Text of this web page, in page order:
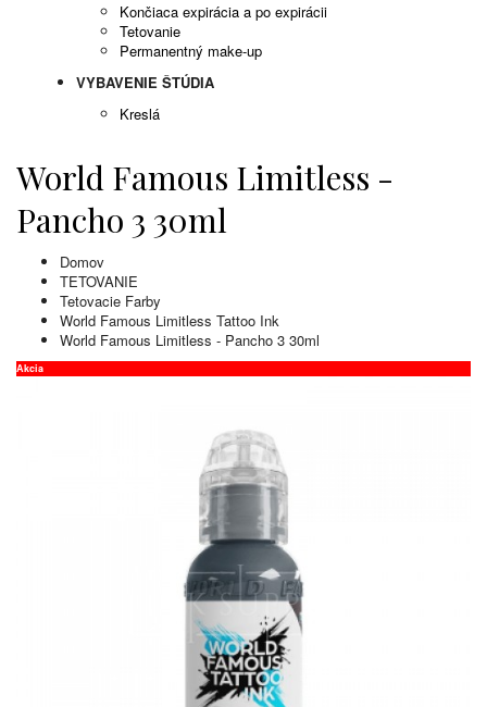
Končiaca expirácia a po expirácii
Tetovanie
Permanentný make-up
VYBAVENIE ŠTÚDIA
Kreslá
World Famous Limitless -
Pancho 3 30ml
Domov
TETOVANIE
Tetovacie Farby
World Famous Limitless Tattoo Ink
World Famous Limitless - Pancho 3 30ml
Akcia